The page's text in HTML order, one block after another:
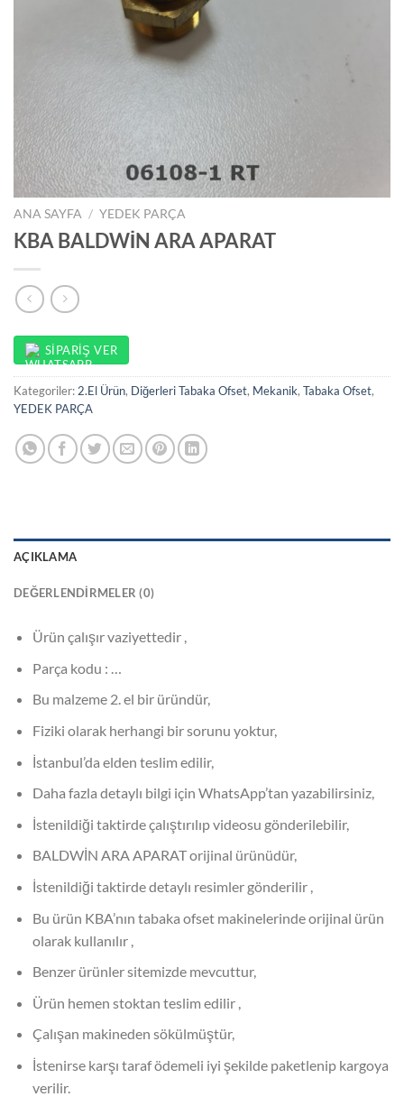
ANA SAYFA / YEDEK PARÇA
KBA BALDWİN ARA APARAT
SIPARIŞ VER
Kategoriler:2.El Ürün, Diğerleri Tabaka Ofset, Mekanik, Tabaka Ofset,
YEDEK PARÇA
AÇIKLAMA
DEĞERLENDIRMELER (0)
Ürün çalışır vaziyettedir ,
Parça kodu : …
Bu malzeme 2. el bir üründür,
Fiziki olarak herhangi bir sorunu yoktur,
İstanbul’da elden teslim edilir,
Daha fazla detaylı bilgi için WhatsApp’tan yazabilirsiniz,
İstenildiği taktirde çalıştırılıp videosu gönderilebilir,
BALDWİN ARA APARAT orijinal ürünüdür,
İstenildiği taktirde detaylı resimler gönderilir ,
Bu ürün KBA’nın tabaka ofset makinelerinde orijinal ürün
olarak kullanılır ,
Benzer ürünler sitemizde mevcuttur,
Ürün hemen stoktan teslim edilir ,
Çalışan makineden sökülmüştür,
İstenirse karşı taraf ödemeli iyi şekilde paketlenip kargoya
verilir.